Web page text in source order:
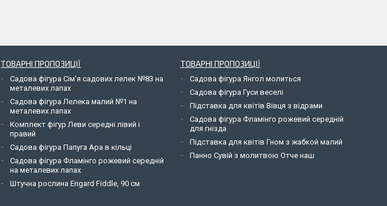
ТОВАРНІ ПРОПОЗИЦІЇ
Садова фігура Сім'я садових лелек №83 на
металевих лапах
Садова фігура Лелека малий №1 на
металевих лапах
Комплект фігур Леви середні лівий і
правий
Садова фігура Папуга Ара в кільці
Садова фігура Фламінго рожевий середній
на металевих лапах
Штучна рослина Engard Fiddle, 90 см
ТОВАРНІ ПРОПОЗИЦІЇ
Садова фігура Янгол молиться
Садова фігура Гуси веселі
Підставка для квітів Вівця з відрами
Садова фігура Фламінго рожевий середній
для гнізда
Підставка для квітів Гном з жабкой малий
Панно Сувій з молитвою Отче наш